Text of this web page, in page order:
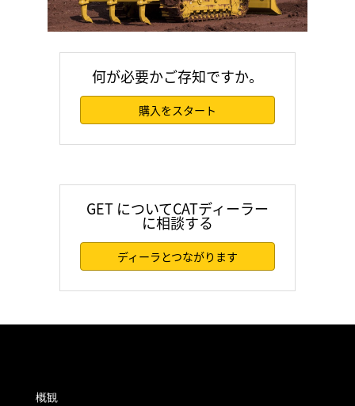
何が必要かご存知ですか。
購入をスタート
GET についてCATディーラー
に相談する
ディーラとつながります
概観